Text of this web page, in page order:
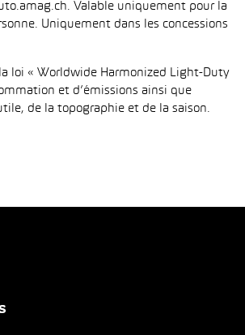
Valable uniquement pour la
Uniquement dans les concessions
loi « Worldwide Harmonized Light-Duty
et d’émissions ainsi que
de la topographie et de la saison.